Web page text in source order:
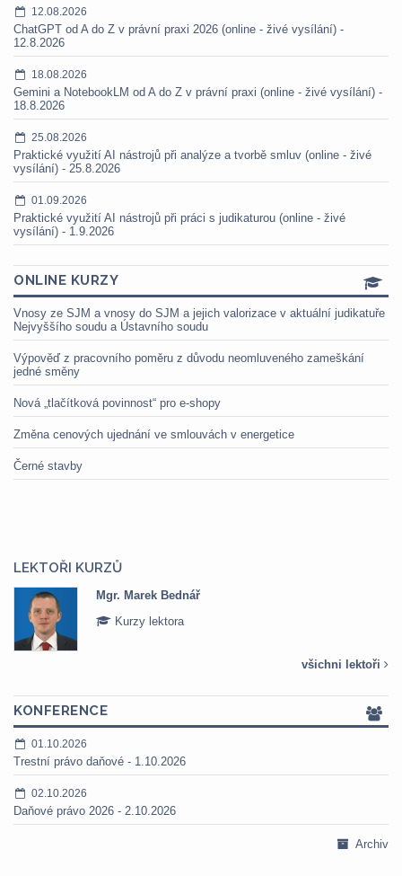
12.08.2026
ChatGPT od A do Z v právní praxi 2026 (online - živé vysílání) -
12.8.2026
18.08.2026
Gemini a NotebookLM od A do Z v právní praxi (online - živé vysílání) -
18.8.2026
25.08.2026
Praktické využití AI nástrojů při analýze a tvorbě smluv (online - živé
vysílání) - 25.8.2026
01.09.2026
Praktické využití AI nástrojů při práci s judikaturou (online - živé
vysílání) - 1.9.2026
ONLINE KURZY
Vnosy ze SJM a vnosy do SJM a jejich valorizace v aktuální judikatuře
Nejvyššího soudu a Ústavního soudu
Výpověď z pracovního poměru z důvodu neomluveného zameškání
jedné směny
Nová „tlačítková povinnost“ pro e-shopy
Změna cenových ujednání ve smlouvách v energetice
Černé stavby
LEKTOŘI KURZŮ
Mgr. Marek Bednář
Kurzy lektora
všichni lektoři
KONFERENCE
01.10.2026
Trestní právo daňové - 1.10.2026
02.10.2026
Daňové právo 2026 - 2.10.2026
Archiv